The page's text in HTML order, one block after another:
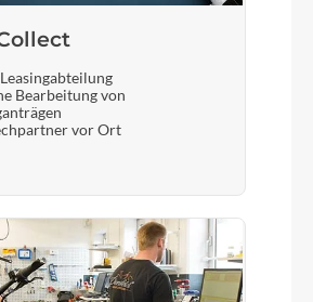
Bearbeitung von
vor Ort